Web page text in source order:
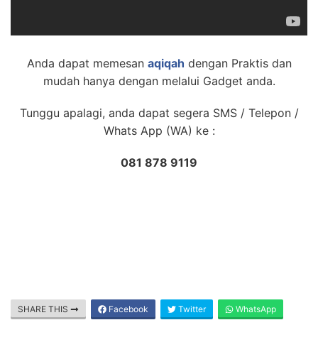
Anda dapat memesan aqiqah dengan Praktis dan
mudah hanya dengan melalui Gadget anda.
Tunggu apalagi, anda dapat segera SMS / Telepon /
Whats App (WA) ke :
081 878 9119
SHARE THIS Facebook Twitter WhatsApp